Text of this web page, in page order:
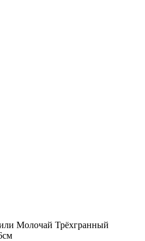
Молочай Трёхгранный